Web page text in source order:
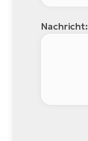
Nachricht: